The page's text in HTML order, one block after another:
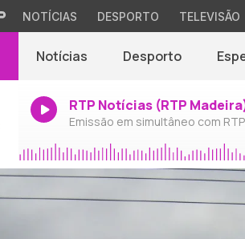
NOTÍCIAS DESPORTO TELEVISÃO
Notícias Desporto
RTP Notícias (RTP
Emissão em simultâneo com